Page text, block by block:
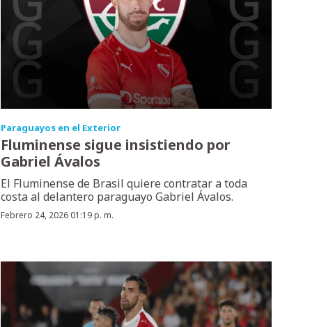
Paraguayos en el Exterior
Fluminense sigue insistiendo por
Gabriel Ávalos
El Fluminense de Brasil quiere contratar a toda
costa al delantero paraguayo Gabriel Ávalos.
Febrero 24, 2026 01:19 p. m.